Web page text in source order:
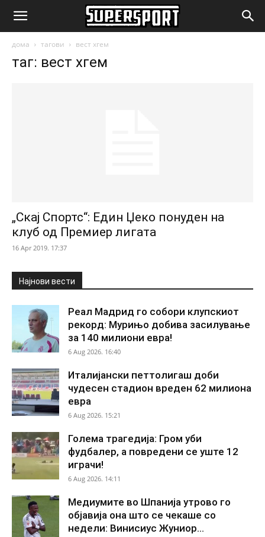
SuperSport.mk
дома тагови вест хгем
таг: вест хгем
„Скај Спортс“: Един Џеко понуден на
клуб од Премиер лигата
16 Apr 2019. 17:37
Најнови вести
Реал Мадрид го собори клупскиот
рекорд: Мурињо добива засилување
за 140 милиони евра!
6 Aug 2026. 16:40
Италијански петтолигаш доби
чудесен стадион вреден 62 милиона
евра
6 Aug 2026. 15:21
Голема трагедија: Гром уби
фудбалер, а повредени се уште 12
играчи!
6 Aug 2026. 14:11
Медиумите во Шпанија утрово го
објавија она што се чекаше со
недели: Винисиус Жуниор...